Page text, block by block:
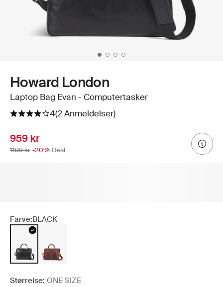
Howard London
Laptop Bag Evan - Computertasker
4(2 Anmeldelser)
959 kr
1199 kr -20% Deal
Farve:BLACK
Størrelse: ONE SIZE